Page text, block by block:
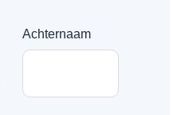
Achternaam